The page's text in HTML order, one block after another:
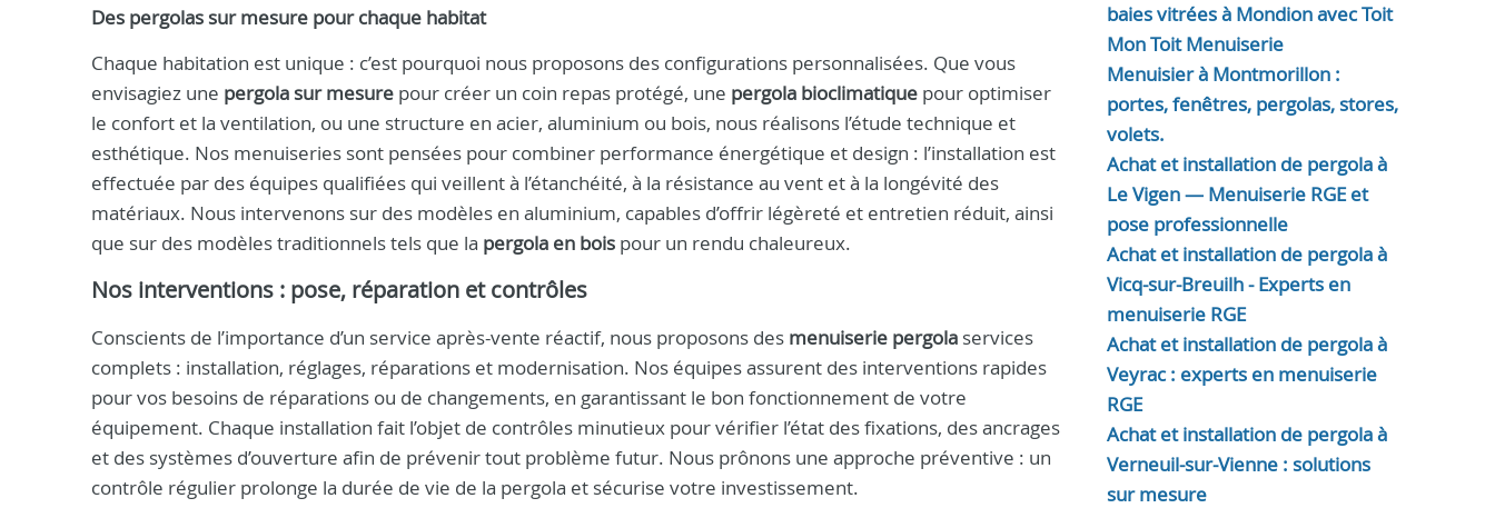
Des pergolas sur mesure pour chaque habitat
Chaque habitation est unique : c’est pourquoi nous proposons des configurations personnalisées. Que vous
envisagiez une pergola sur mesure pour créer un coin repas protégé, une pergola bioclimatique pour optimiser
le confort et la ventilation, ou une structure en acier, aluminium ou bois, nous réalisons l’étude technique et
esthétique. Nos menuiseries sont pensées pour combiner performance énergétique et design : l’installation est
effectuée par des équipes qualifiées qui veillent à l’étanchéité, à la résistance au vent et à la longévité des
matériaux. Nous intervenons sur des modèles en aluminium, capables d’offrir légèreté et entretien réduit, ainsi
que sur des modèles traditionnels tels que la pergola en bois pour un rendu chaleureux.
Nos interventions : pose, réparation et contrôles
Conscients de l’importance d’un service après-vente réactif, nous proposons des menuiserie pergola services
complets : installation, réglages, réparations et modernisation. Nos équipes assurent des interventions rapides
pour vos besoins de réparations ou de changements, en garantissant le bon fonctionnement de votre
équipement. Chaque installation fait l’objet de contrôles minutieux pour vérifier l’état des fixations, des ancrages
et des systèmes d’ouverture afin de prévenir tout problème futur. Nous prônons une approche préventive : un
contrôle régulier prolonge la durée de vie de la pergola et sécurise votre investissement.
baies vitrées à Mondion avec Toit
Mon Toit Menuiserie
Menuisier à Montmorillon :
portes, fenêtres, pergolas, stores,
volets.
Achat et installation de pergola à
Le Vigen — Menuiserie RGE et
pose professionnelle
Achat et installation de pergola à
Vicq-sur-Breuilh - Experts en
menuiserie RGE
Achat et installation de pergola à
Veyrac : experts en menuiserie
RGE
Achat et installation de pergola à
Verneuil-sur-Vienne : solutions
sur mesure